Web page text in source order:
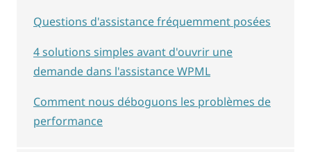
Questions d'assistance fréquemment posées
4 solutions simples avant d'ouvrir une
demande dans l'assistance WPML
Comment nous déboguons les problèmes de
performance